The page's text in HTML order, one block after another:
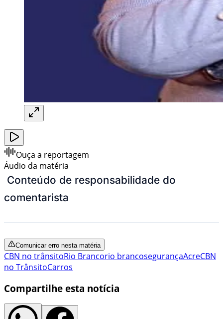
Ouça a reportagem
Áudio da matéria
Conteúdo de responsabilidade do
comentarista
Comunicar erro nesta matéria
CBN no trânsitoRio Brancorio brancosegurançaAcreCBN
no TrânsitoCarros
Compartilhe esta notícia